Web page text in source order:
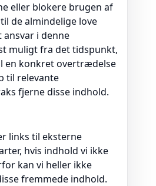
eller blokere brugen af
de almindelige love
i denne
muligt fra det tidspunkt,
en konkret overtrædelse
til relevante
fjerne disse indhold.
links til eksterne
hvis indhold vi ikke
kan vi heller ikke
fremmede indhold.